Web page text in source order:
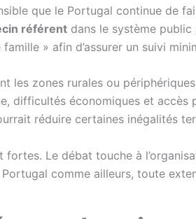
que le Portugal continue de
référent dans le système
» afin d’assurer un suivi
les zones rurales ou
difficultés économiques et
réduire certaines inégalités
Le débat touche à
comme ailleurs, toute